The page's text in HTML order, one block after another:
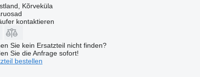
Kõrveküla
kontaktieren
Sie kein Ersatzteil nicht finden?
Sie die Anfrage sofort!
bestellen